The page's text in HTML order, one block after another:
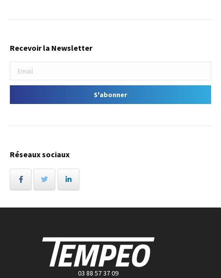
Recevoir la Newsletter
Réseaux sociaux
03 88 57 37 09